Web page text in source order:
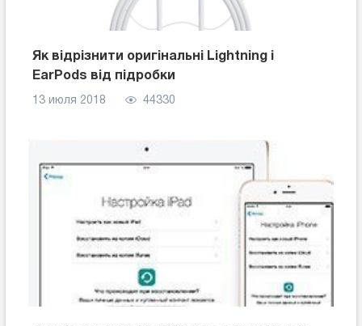
Як відрізнити оригінальні Lightning і
EarPods від підробки
13 июля 2018 44330